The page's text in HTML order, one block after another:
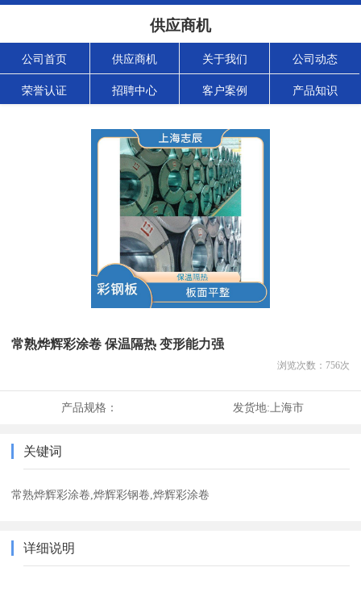
供应商机
公司首页 供应商机 关于我们 公司动态
荣誉认证 招聘中心 客户案例 产品知识
常熟烨辉彩涂卷 保温隔热 变形能力强
浏览次数： 756次
产品规格： 发货地: 上海市
关键词
常熟烨辉彩涂卷,烨辉彩钢卷,烨辉彩涂卷
详细说明